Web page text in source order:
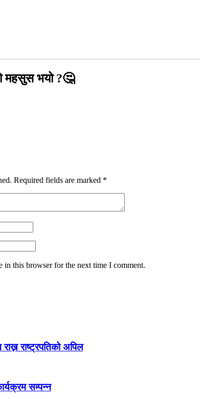
महसुस भयो ?🤔
Required fields are marked *
in this browser for the next time I comment.
राष्ट्रपतिको अपिल
सम्पन्न